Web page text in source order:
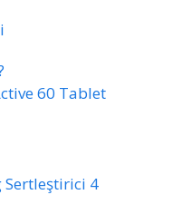
60 Tablet
Sertleştirici 4